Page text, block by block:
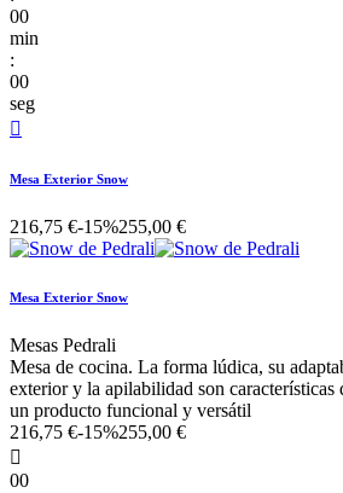
00
min
:
00
seg

Mesa Exterior Snow
216,75 €-15%255,00 €
Mesa Exterior Snow
Mesas Pedrali
Mesa de cocina. La forma lúdica, su
exterior y la apilabilidad son características
un producto funcional y versátil
216,75 €-15%255,00 €

00